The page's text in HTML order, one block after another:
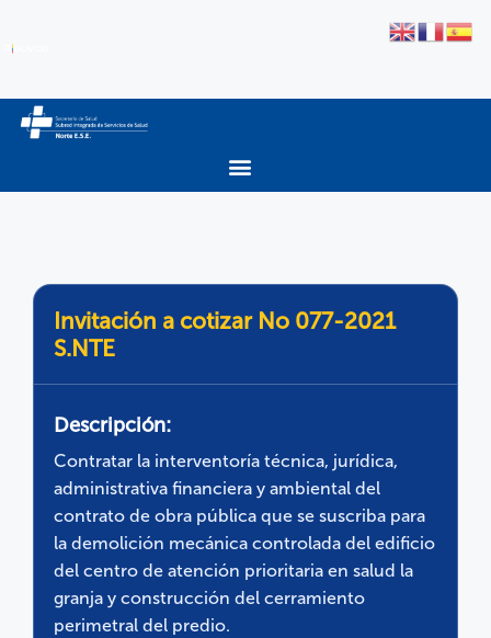
Invitación a cotizar No 077-2021
S.NTE
Descripción:
Contratar la interventoría técnica, jurídica,
administrativa financiera y ambiental del
contrato de obra pública que se suscriba para
la demolición mecánica controlada del edificio
del centro de atención prioritaria en salud la
granja y construcción del cerramiento
perimetral del predio.